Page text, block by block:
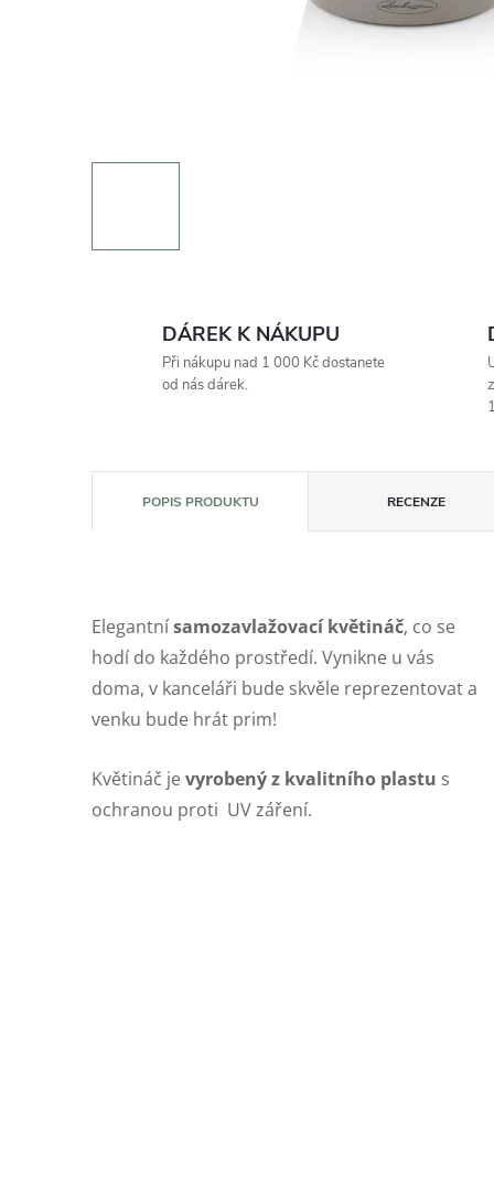
DÁREK K NÁKUPU
Při nákupu nad 1 000 Kč dostanete
od nás dárek.
POPIS PRODUKTU RECENZE
Elegantnísamozavlažovací květináč, co se
hodí do každého prostředí. Vynikne u vás
doma, v kanceláři bude skvěle reprezentovat a
venku bude hrát prim!
Květináč jevyrobený z kvalitního plastu s
ochranou proti UV záření.